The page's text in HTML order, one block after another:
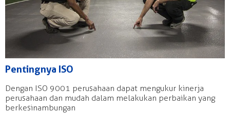
Pentingnya ISO
Dengan ISO 9001 perusahaan dapat mengukur kinerja
perusahaan dan mudah dalam melakukan perbaikan yang
berkesinambungan